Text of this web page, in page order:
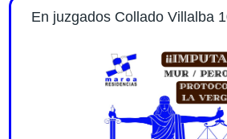
En juzgados Collado Villalba